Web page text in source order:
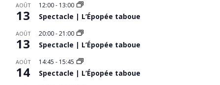
AOÛT
13
12:00- 13:00
Spectacle | L’Épopée taboue
AOÛT
13
20:00-21:00
Spectacle | L’Épopée taboue
AOÛT
14
14:45 - 15:45
Spectacle | L’Épopée taboue